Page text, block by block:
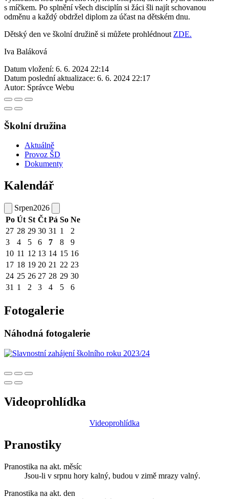
s míčkem. Po splnění všech disciplín si žáci šli najít schovanou
odměnu a každý obdržel diplom za účast na dětském dnu.
Dětský den ve školní družině si můžete prohlédnout ZDE.
Iva Baláková
Datum vložení: 6. 6. 2024 22:14
Datum poslední aktualizace: 6. 6. 2024 22:17
Autor: Správce Webu
Školní družina
Aktuálně
Provoz ŠD
Dokumenty
Kalendář
Srpen2026
Po Út St Čt Pá So Ne
27 28 29 30 31 1
2
3
4 5 6 7 8
9
10 11 12 13 14 15 16
17 18 19 20 21 22 23
24 25 26 27 28 29 30
31 1 2 3 4 5 6
Fotogalerie
Náhodná fotogalerie
Videoprohlídka
Videoprohlídka
Pranostiky
Pranostika na akt. měsíc
Jsou-li v srpnu hory kalný, budou v zimě mrazy valný.
Pranostika na akt. den